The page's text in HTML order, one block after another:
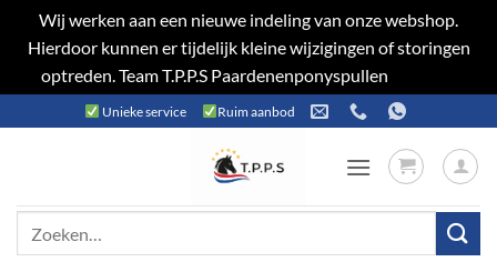
Wij werken aan een nieuwe indeling van onze webshop.
Hierdoor kunnen er tijdelijk kleine wijzigingen of storingen
optreden. Team T.P.P.S Paardenenponyspullen
naar
Unieke service Ruim aanbod